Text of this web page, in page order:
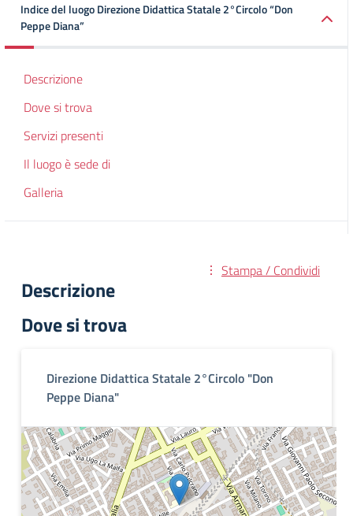
Indice del luogo Direzione Didattica Statale 2°Circolo “Don
Peppe Diana”
Descrizione
Dove si trova
Servizi presenti
Il luogo è sede di
Galleria
Stampa / Condividi
Descrizione
Dove si trova
Direzione Didattica Statale 2°Circolo "Don
Peppe Diana"